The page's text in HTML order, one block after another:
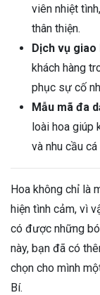
viên nhiệt
thân thiện.
Dịch vụ giao
khách hàng
phục sự cố
Mẫu mã đa
loài hoa giúp
và nhu cầu cá
Hoa không chỉ là
hiện tình cảm, vì
có được những
này, bạn đã có
chọn cho mình
Bí.